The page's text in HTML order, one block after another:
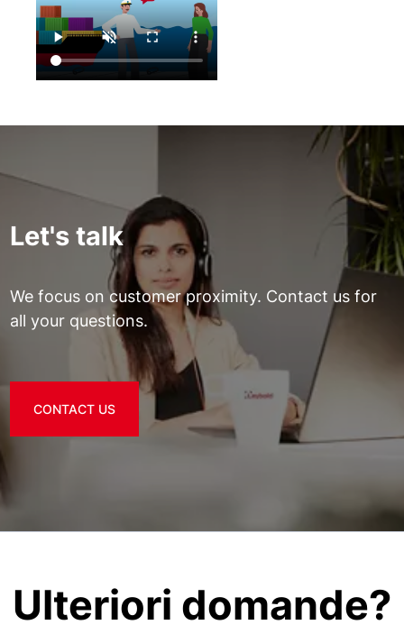
Let's talk
We focus on customer proximity. Contact us for
all your questions.
CONTACT US
Ulteriori domande?